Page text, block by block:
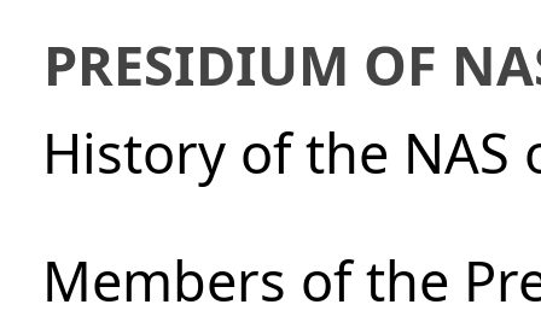
PRESIDIUM OF
History of the NAS
Members of the